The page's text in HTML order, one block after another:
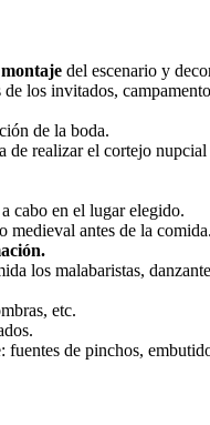
del escenario y
los invitados,
de la boda.
de realizar el cortejo
cabo en el lugar elegido.
medieval antes de la comida.
los malabaristas,
etc.
fuentes de pinchos,